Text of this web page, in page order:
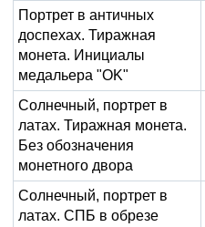
Портрет в античных
доспехах. Тиражная
монета. Инициалы
медальера "OK"
Солнечный, портрет в
латах. Тиражная монета.
Без обозначения
монетного двора
Солнечный, портрет в
латах. СПБ в обрезе